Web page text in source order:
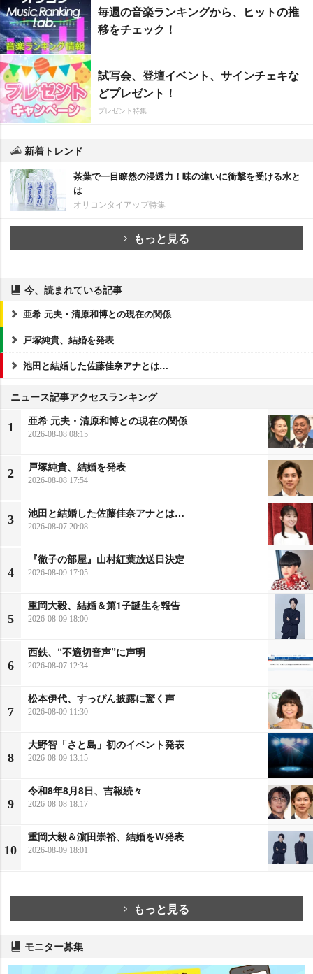
毎週の音楽ランキングから、ヒットの推
移をチェック！
試写会、登壇イベント、サインチェキな
どプレゼント！
プレゼント特集
新着トレンド
茶葉で一目瞭然の浸透力！味の違いに衝撃を受ける水と
は
オリコンタイアップ特集
もっと見る
今、読まれている記事
亜希 元夫・清原和博との現在の関係
戸塚純貴、結婚を発表
池田と結婚した佐藤佳奈アナとは…
ニュース記事アクセスランキング
1
亜希 元夫・清原和博との現在の関係
2026-08-08 08:15
2
戸塚純貴、結婚を発表
2026-08-08 17:54
3
池田と結婚した佐藤佳奈アナとは…
2026-08-07 20:08
4
『徹子の部屋』山村紅葉放送日決定
2026-08-09 17:05
5
重岡大毅、結婚＆第1子誕生を報告
2026-08-09 18:00
6
西鉄、“不適切音声”に声明
2026-08-07 12:34
7
松本伊代、すっぴん披露に驚く声
2026-08-09 11:30
8
大野智「さと島」初のイベント発表
2026-08-09 13:15
9
令和8年8月8日、吉報続々
2026-08-08 18:17
10
重岡大毅＆濵田崇裕、結婚をW発表
2026-08-09 18:01
もっと見る
モニター募集